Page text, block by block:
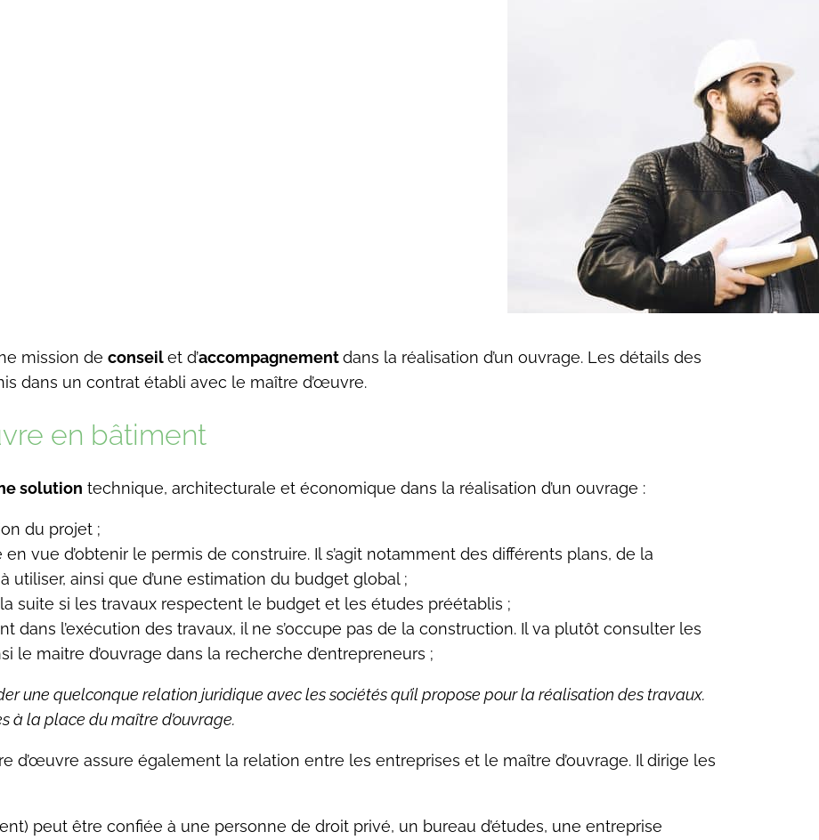
mission de conseilet d’accompagnementdans la réalisation d’un ouvrage. Les détails des
dans un contrat établi avec le maître d’œuvre.
en bâtiment
solution technique, architecturale et économique dans la réalisation d’un ouvrage :
du projet ;
vue d’obtenir le permis de construire. Il s’agit notamment des différents plans, de la
ainsi que d’une estimation du budget global ;
suite si les travaux respectent le budget et les études préétablis ;
dans l’exécution des travaux, il ne s’occupe pas de la construction. Il va plutôt consulter les
le maitre d’ouvrage dans la recherche d’entrepreneurs ;
une quelconque relation juridique avec les sociétés qu’il propose pour la réalisation des travaux.
à la place du maître d’ouvrage.
d’œuvre assure également la relation entre les entreprises et le maître d’ouvrage. Il dirige les
peut être confiée à une personne de droit privé, un bureau d’études, une entreprise